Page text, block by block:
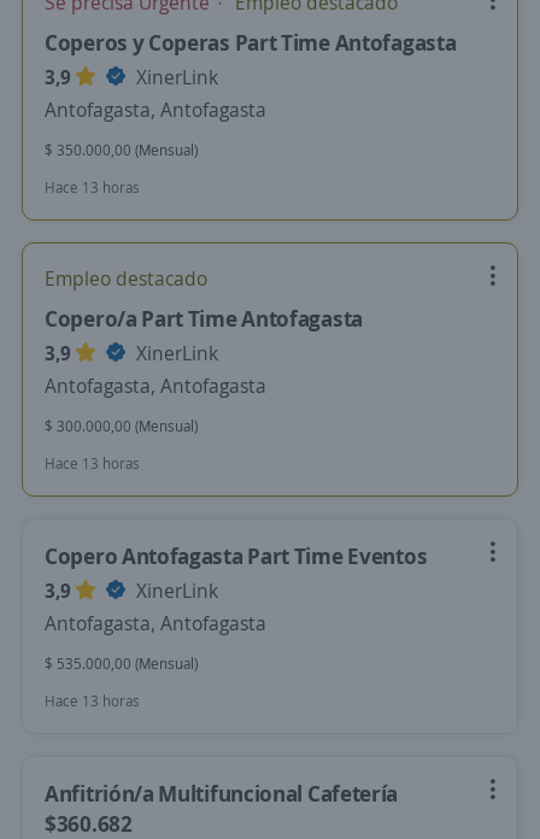
Coperos y Coperas Part Time Antofagasta
3,9
XinerLink
Antofagasta, Antofagasta
$ 350.000,00 (Mensual)
Hace 13 horas
Empleo destacado
Copero/a Part Time Antofagasta
3,9
XinerLink
Antofagasta, Antofagasta
$ 300.000,00 (Mensual)
Hace 13 horas
Copero Antofagasta Part Time Eventos
3,9
XinerLink
Antofagasta, Antofagasta
$ 535.000,00 (Mensual)
Hace 13 horas
Anfitrión/a Multifuncional Cafetería
$360.682